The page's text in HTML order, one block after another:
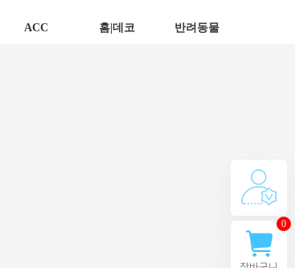
ACC 홈|데코 반려동물
0